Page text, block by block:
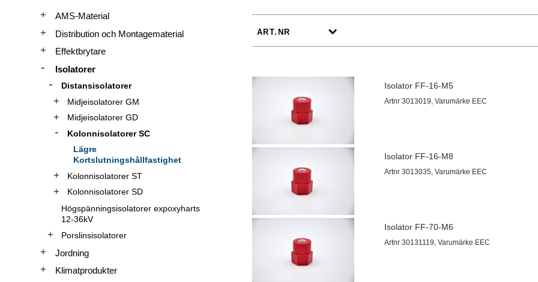
Isolator FF-16-M5
Artnr 3013019, Varumärke EEC
Isolator FF-16-M8
Artnr 3013035, Varumärke EEC
Isolator FF-70-M6
Artnr 30131119, Varumärke EEC
AMS-Material
Distribution och Montagematerial
Effektbrytare
Isolatorer
Distansisolatorer
Midjeisolatorer GM
Midjeisolatorer GD
Kolonnisolatorer SC
Lägre
Kortslutningshållfastighet
Kolonnisolatorer ST
Kolonnisolatorer SD
Högspänningsisolatorer expoxyharts
12-36kV
Porslinsisolatorer
Jordning
Klimatprodukter